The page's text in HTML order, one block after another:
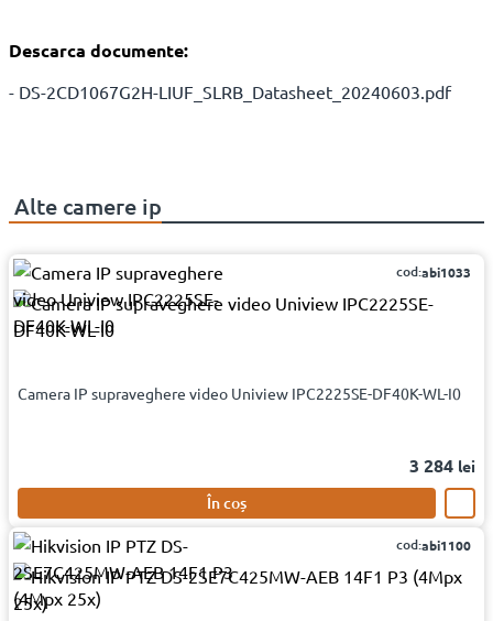
Descarca documente:
- DS-2CD1067G2H-LIUF_SLRB_Datasheet_20240603.pdf
Alte camere ip
cod:abi1033
Camera IP supraveghere video Uniview IPC2225SE-DF40K-WL-I0
3 284 lei
În coș
cod:abi1100